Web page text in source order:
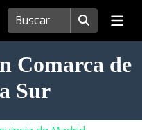
Comarca de
Sur